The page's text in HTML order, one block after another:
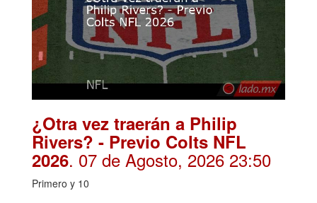
¿Otra vez traerán a Philip
Rivers? - Previo Colts NFL
2026. 07 de Agosto, 2026 23:50
Primero y 10